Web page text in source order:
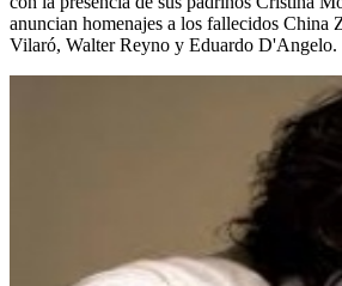
anuncian homenajes a los fallecidos China
Vilaró, Walter Reyno y Eduardo D'Angelo.